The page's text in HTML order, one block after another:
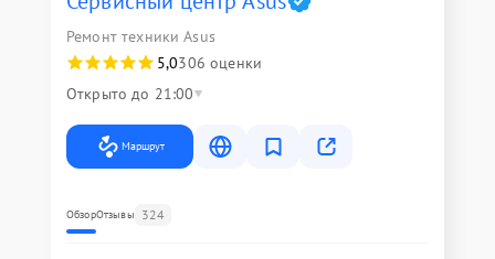
Ремонт техники Asus
5,0306 оценки
Открыто до 21:00
Маршрут
ОбзорОтзывы 324